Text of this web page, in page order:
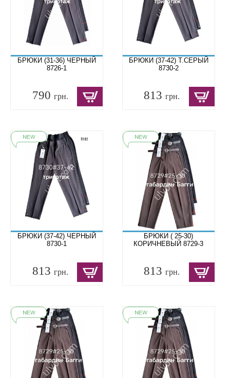
БРЮКИ (31-36) ЧЕРНЫЙ
8726-1
790 грн.
БРЮКИ (37-42) Т.СЕРЫЙ
8730-2
813грн.
БРЮКИ (37-42) ЧЕРНЫЙ
8730-1
813 грн.
БРЮКИ ( 25-30)
КОРИЧНЕВЫЙ 8729-3
813грн.